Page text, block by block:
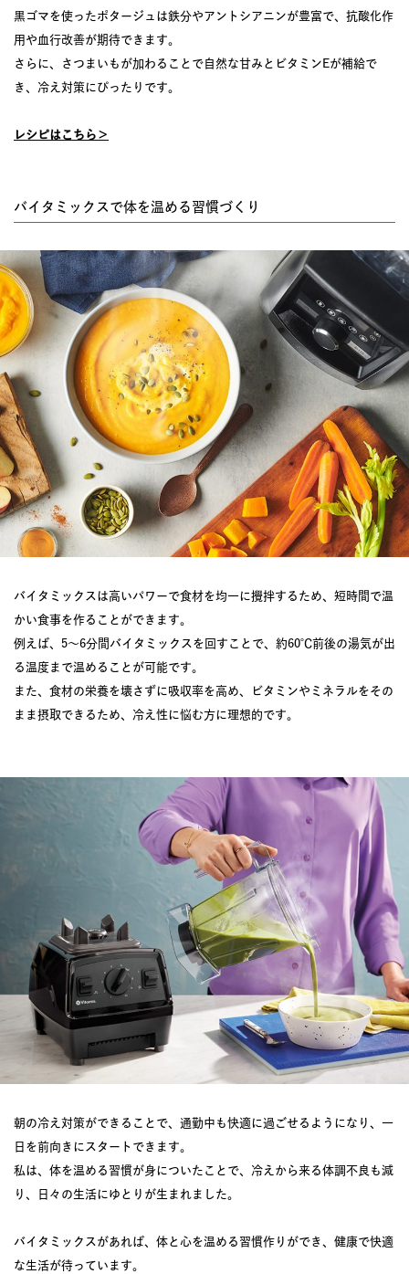
黒ゴマを使ったポタージュは鉄分やアントシアニンが豊富で、抗酸化作
用や血行改善が期待できます。
さらに、さつまいもが加わることで自然な甘みとビタミンEが補給で
き、冷え対策にぴったりです。
レシピはこちら＞
バイタミックスで体を温める習慣づくり
バイタミックスは高いパワーで食材を均一に攪拌するため、短時間で温
かい食事を作ることができます。
例えば、5〜6分間バイタミックスを回すことで、約60℃前後の湯気が出
る温度まで温めることが可能です。
また、食材の栄養を壊さずに吸収率を高め、ビタミンやミネラルをその
まま摂取できるため、冷え性に悩む方に理想的です。
朝の冷え対策ができることで、通勤中も快適に過ごせるようになり、一
日を前向きにスタートできます。
私は、体を温める習慣が身についたことで、冷えから来る体調不良も減
り、日々の生活にゆとりが生まれました。
バイタミックスがあれば、体と心を温める習慣作りができ、健康で快適
な生活が待っています。